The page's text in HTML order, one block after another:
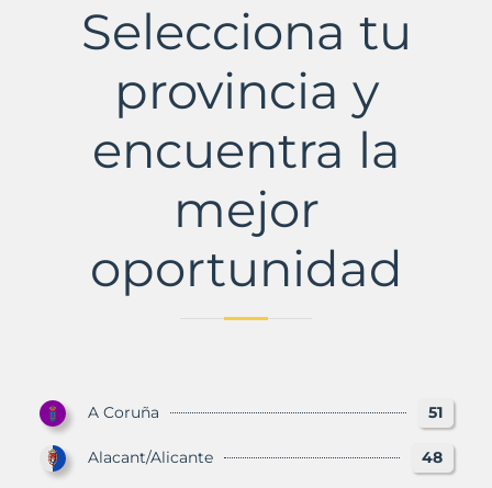
MunicipioSelecciona tu
provincia y
encuentra la
mejor
oportunidad
A Coruña 51
Alacant/Alicante 48